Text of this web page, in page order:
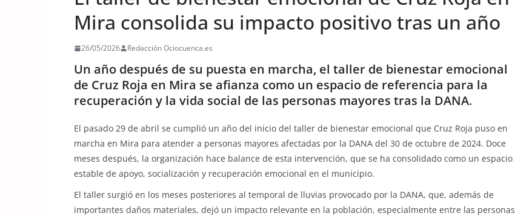
Mira consolida su impacto positivo tras un año
26/05/2026 Redacción Ociocuenca.es
Un año después de su puesta en marcha, el taller de bienestar emocional
de Cruz Roja en Mira se afianza como un espacio de referencia para la
recuperación y la vida social de las personas mayores tras la DANA.
El pasado 29 de abril se cumplió un año del inicio del taller de bienestar emocional que Cruz Roja puso en
marcha en Mira para atender a personas mayores afectadas por la DANA del 30 de octubre de 2024. Doce
meses después, la organización hace balance de esta intervención, que se ha consolidado como un espacio
estable de apoyo, socialización y recuperación emocional en el municipio.
El taller surgió en los meses posteriores al temporal de lluvias provocado por la DANA, que, además de
importantes daños materiales, dejó un impacto relevante en la población, especialmente entre las personas